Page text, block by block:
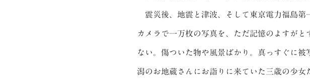
震災後、地震と津波、そして東京電力福島第
カメラで一万枚の写真を、ただ記憶のよすが
ない。傷ついた物や風景ばかり。真っすぐに
潟のお地蔵さんにお詣りに来ていた三歳の少